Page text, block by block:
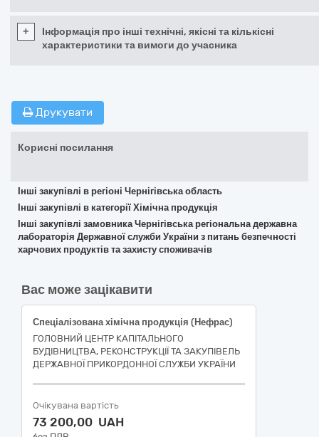
+
Інформація про інші технічні, якісні та кількісні
характеристики та вимоги до учасника
Друкувати
Корисні посилання
Інші закупівлі в регіоні Чернігівська область
Інші закупівлі в категорії Хімічна продукція
Інші закупівлі замовника Чернігівська регіональна державна
лабораторія Державної служби України з питань безпечності
харчових продуктів та захисту споживачів
Вас може зацікавити
Спеціалізована хімічна продукція (Нефрас)
ГОЛОВНИЙ ЦЕНТР КАПІТАЛЬНОГО
БУДІВНИЦТВА, РЕКОНСТРУКЦІЇ ТА ЗАКУПІВЕЛЬ
ДЕРЖАВНОЇ ПРИКОРДОННОЇ СЛУЖБИ УКРАЇНИ
Очікувана вартість
73 200,00 UAH